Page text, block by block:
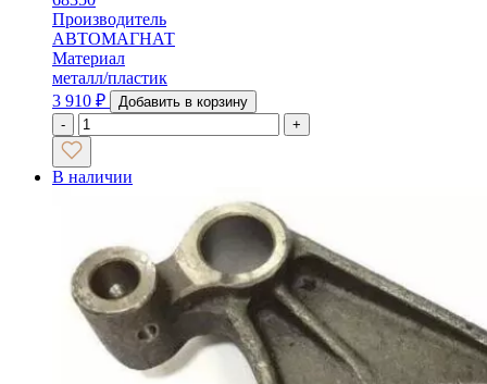
Производитель
АВТОМАГНАТ
Материал
металл/пластик
3 910 ₽
Добавить в корзину
-
+
В наличии